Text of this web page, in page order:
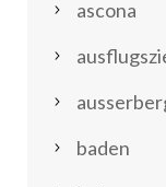
ascona
baden